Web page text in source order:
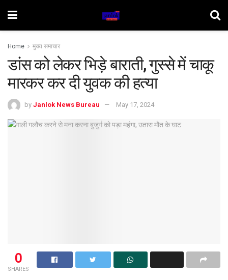
Home मुख्य समाचार
डांस को लेकर भिड़े बाराती, गुस्से में चाकू
मारकर कर दी युवक की हत्या
by Janlok News Bureau May 17, 2024
0
SHARES